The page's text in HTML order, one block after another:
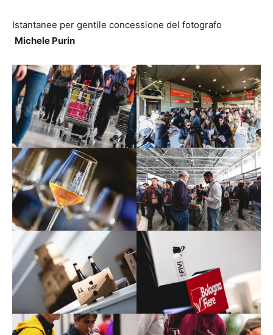
Istantanee per gentile concessione del fotografo
Michele Purin